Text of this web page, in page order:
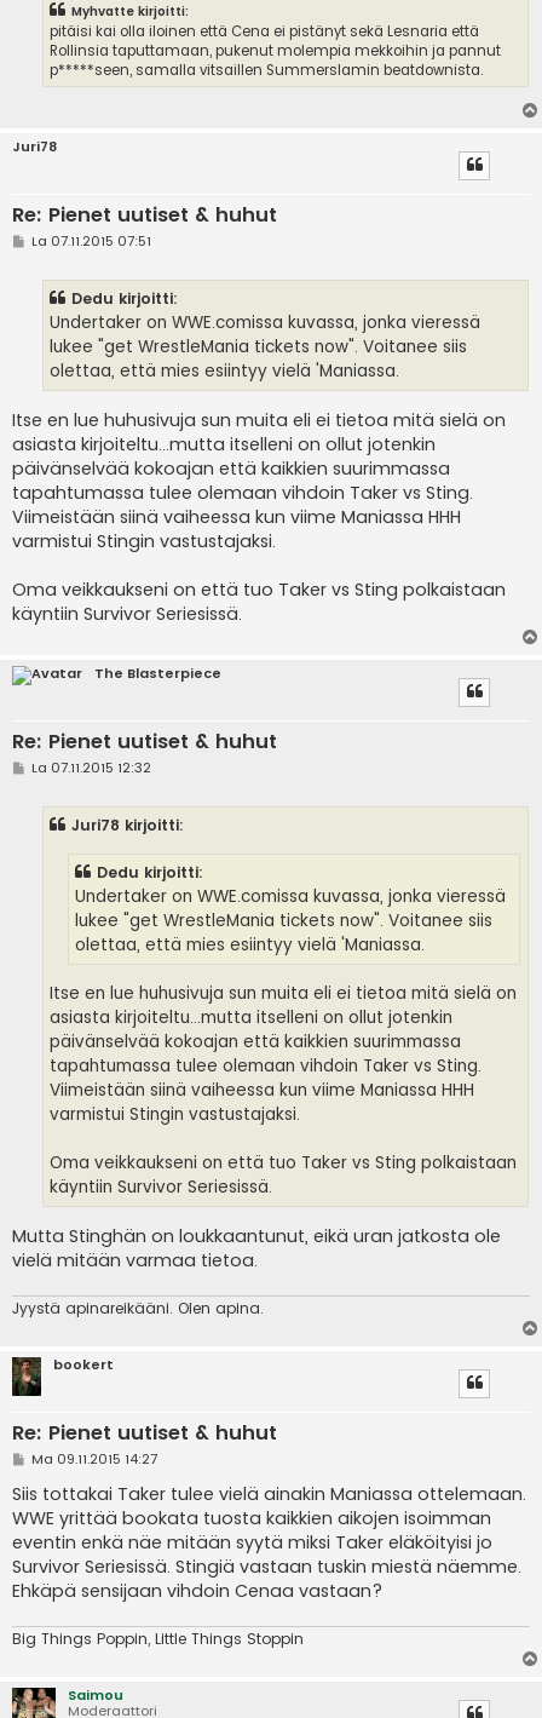
Myhvatte kirjoitti:
pitäisi kai olla iloinen että Cena ei pistänyt sekä Lesnaria että
Rollinsia taputtamaan, pukenut molempia mekkoihin ja pannut
p*****seen, samalla vitsaillen Summerslamin beatdownista.
Juri78
Re: Pienet uutiset & huhut
VLa 07.11.2015 07:51
Dedu kirjoitti:
Undertaker on WWE.comissa kuvassa, jonka vieressä
lukee "get WrestleMania tickets now". Voitanee siis
olettaa, että mies esiintyy vielä 'Maniassa.
Itse en lue huhusivuja sun muita eli ei tietoa mitä sielä on
asiasta kirjoiteltu...mutta itselleni on ollut jotenkin
päivänselvää kokoajan että kaikkien suurimmassa
tapahtumassa tulee olemaan vihdoin Taker vs Sting.
Viimeistään siinä vaiheessa kun viime Maniassa HHH
varmistui Stingin vastustajaksi.
Oma veikkaukseni on että tuo Taker vs Sting polkaistaan
käyntiin Survivor Seriesissä.
The Blasterpiece
Re: Pienet uutiset & huhut
VLa 07.11.2015 12:32
Juri78 kirjoitti:
Dedu kirjoitti:
Undertaker on WWE.comissa kuvassa, jonka vieressä
lukee "get WrestleMania tickets now". Voitanee siis
olettaa, että mies esiintyy vielä 'Maniassa.
Itse en lue huhusivuja sun muita eli ei tietoa mitä sielä on
asiasta kirjoiteltu...mutta itselleni on ollut jotenkin
päivänselvää kokoajan että kaikkien suurimmassa
tapahtumassa tulee olemaan vihdoin Taker vs Sting.
Viimeistään siinä vaiheessa kun viime Maniassa HHH
varmistui Stingin vastustajaksi.
Oma veikkaukseni on että tuo Taker vs Sting polkaistaan
käyntiin Survivor Seriesissä.
Mutta Stinghän on loukkaantunut, eikä uran jatkosta ole
vielä mitään varmaa tietoa.
Jyystä apinareikääni. Olen apina.
bookert
Re: Pienet uutiset & huhut
V
e
s
t
i
Ma 09.11.2015 14:27
Siis tottakai Taker tulee vielä ainakin Maniassa ottelemaan.
WWE yrittää bookata tuosta kaikkien aikojen isoimman
eventin enkä näe mitään syytä miksi Taker eläköityisi jo
Survivor Seriesissä. Stingiä vastaan tuskin miestä näemme.
Ehkäpä sensijaan vihdoin Cenaa vastaan?
Big Things Poppin, Little Things Stoppin
Saimou
Moderaattori